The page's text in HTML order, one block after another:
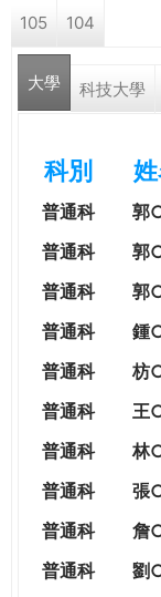
r
e
e
105 104
大學 科技大學
科別
普通科 郭
普通科
郭
普通科
郭
普通科
鍾
普通科
枋
普通科
王
普通科
林
普通科
張
普通科
詹
普通科
劉